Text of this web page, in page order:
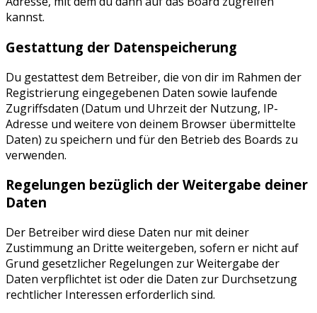
kannst.
Gestattung der Datenspeicherung
Du gestattest dem Betreiber, die von dir im Rahmen der
Registrierung eingegebenen Daten sowie laufende
Zugriffsdaten (Datum und Uhrzeit der Nutzung, IP-
Adresse und weitere von deinem Browser übermittelte
Daten) zu speichern und für den Betrieb des Boards zu
verwenden.
Regelungen bezüglich der Weitergabe deiner
Daten
Der Betreiber wird diese Daten nur mit deiner
Zustimmung an Dritte weitergeben, sofern er nicht auf
Grund gesetzlicher Regelungen zur Weitergabe der
Daten verpflichtet ist oder die Daten zur Durchsetzung
rechtlicher Interessen erforderlich sind.